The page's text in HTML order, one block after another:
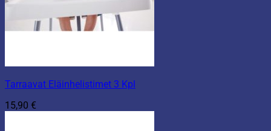
Tarraavat Eläinhelistimet 3 Kpl
15,90 €